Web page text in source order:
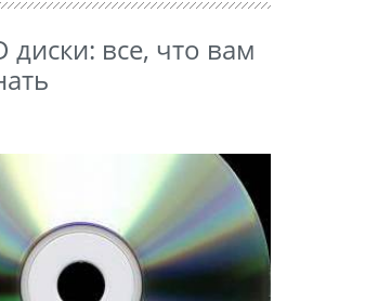
диски: все, что вам